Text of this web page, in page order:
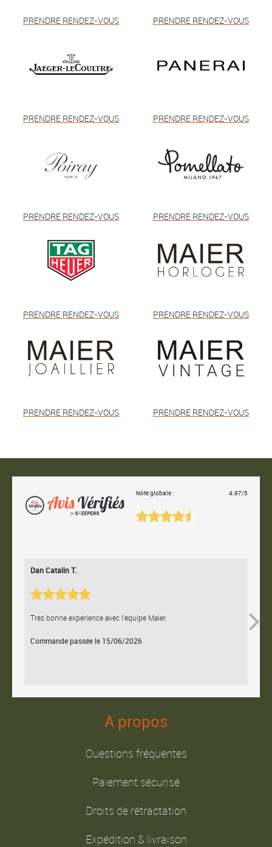
PRENDRE RENDEZ-VOUS PRENDRE RENDEZ-VOUS
PRENDRE RENDEZ-VOUS PRENDRE RENDEZ-VOUS
PRENDRE RENDEZ-VOUS PRENDRE RENDEZ-VOUS
PRENDRE RENDEZ-VOUS PRENDRE RENDEZ-VOUS
PRENDRE RENDEZ-VOUS PRENDRE RENDEZ-VOUS
Note globale : 4.97/5
Dan Catalin T.
Très bonne expérience avec l'équipe Maier.
Commande passée le 15/06/2026
A propos
Questions fréquentes
Paiement sécurisé
Droits de rétractation
Expédition & livraison